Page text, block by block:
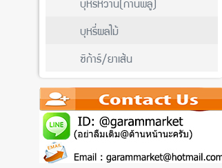
บุหรี่ผลไม้
ซิก้าร์/ยาเส้น